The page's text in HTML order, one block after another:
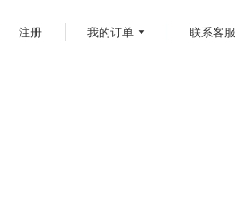
注册 我的订单 联系客服